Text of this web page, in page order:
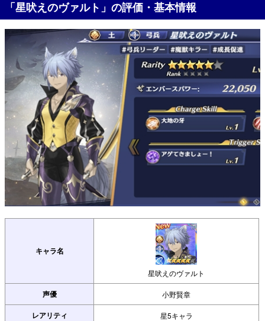
「星吠えのヴァルト」の評価・基本情報
キャラ名
星吠えのヴァルト
声優 小野賢章
レアリティ 星5キャラ